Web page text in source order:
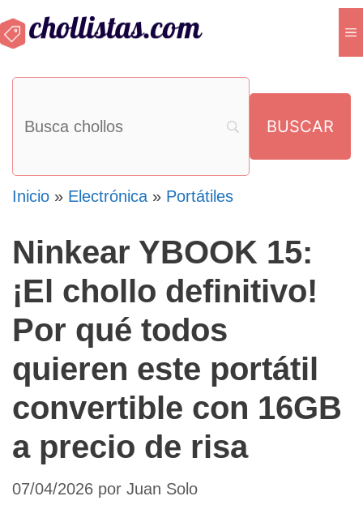
al
Inicio » Electrónica » Portátiles
Ninkear YBOOK 15:
¡El chollo definitivo!
Por qué todos
quieren este portátil
convertible con 16GB
a precio de risa
07/04/2026 por Juan Solo